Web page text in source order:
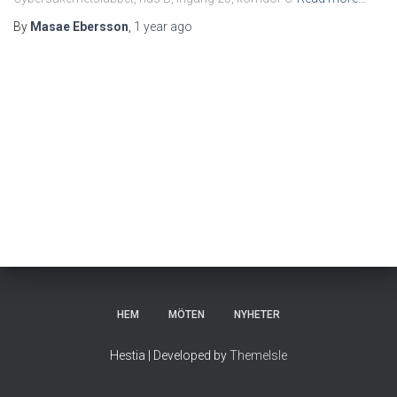
By Masae Ebersson 1 year ago
HEM MÖTEN NYHETER
Hestia | Developed byThemeIsle